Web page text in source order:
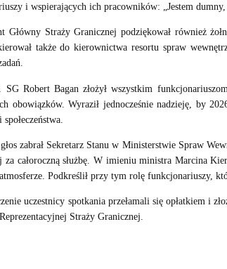
i wspierających ich pracowników: „Jestem
Główny Straży Granicznej podziękował również
także do kierownictwa resortu spraw
SG Robert Bagan złożył wszystkim
obowiązków. Wyraził jednocześnie nadzieję, by
zabrał Sekretarz Stanu w Ministerstwie Spraw
za całoroczną służbę. W imieniu ministra Marcina
Podkreślił przy tym rolę funkcjonariuszy,
uczestnicy spotkania przełamali się opłatkiem i
Straży Granicznej.